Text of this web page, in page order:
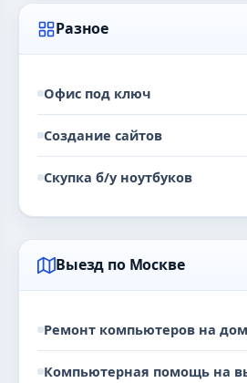
Разное
Офис под ключ
Создание сайтов
Скупка б/у ноутбуков
Выезд по Москве
Ремонт компьютеров на
Компьютерная помощь на